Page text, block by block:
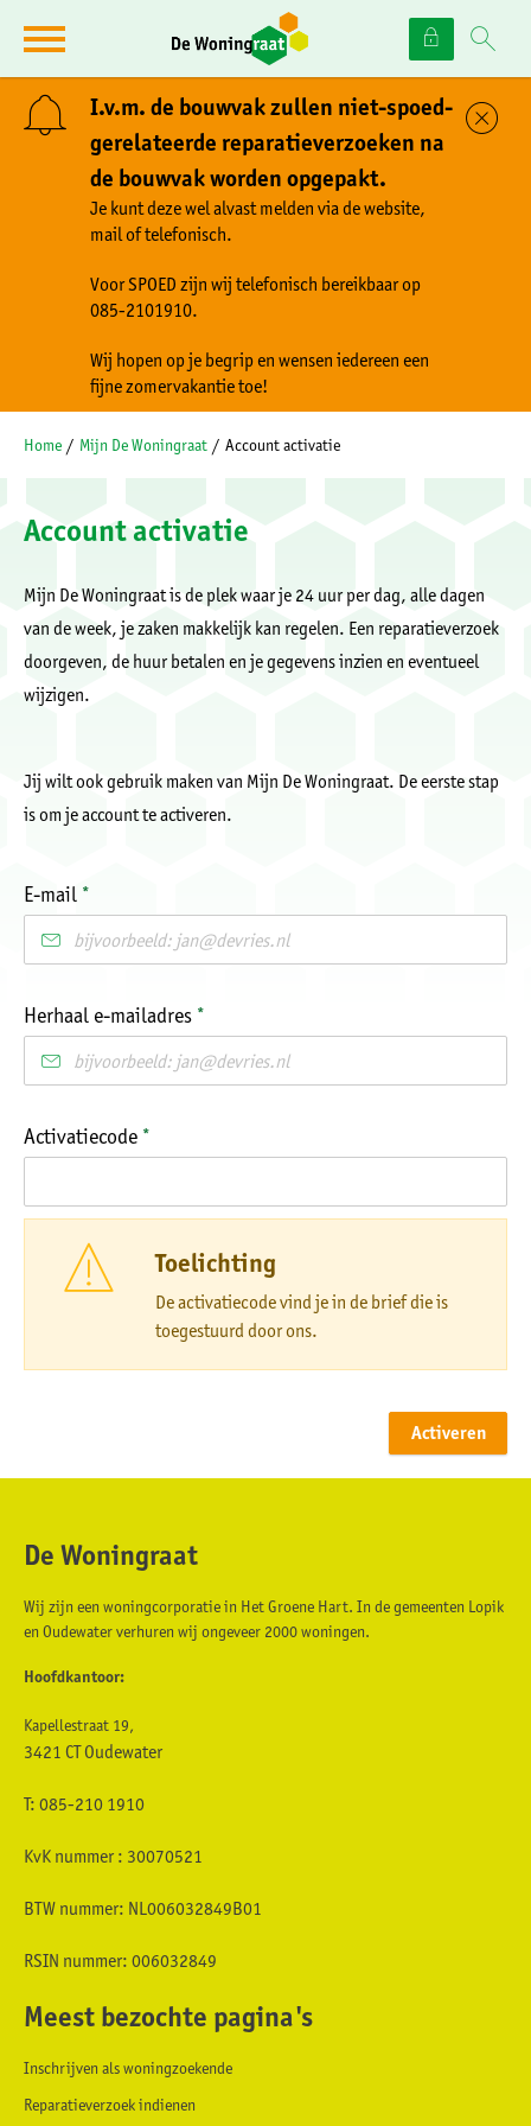
Naar hoofdinhoud
Naar hoofdnavigatiemenu
Naar de homepage
Ga naar Hoofd
I.v.m. de bouwvak zullen niet-spoed-
gerelateerde reparatieverzoeken na
de bouwvak worden opgepakt.
Je kunt deze wel alvast melden via de website,
mail of telefonisch.
Voor SPOED zijn wij telefonisch bereikbaar op
085-2101910.
Wij hopen op je begrip en wensen iedereen een
fijne zomervakantie toe!
Home Mijn De Woningraat Account activatie
Account activatie
Mijn De Woningraat is de plek waar je 24 uur per dag, alle dagen
van de week, je zaken makkelijk kan regelen. Een reparatieverzoek
doorgeven, de huur betalen en je gegevens inzien en eventueel
wijzigen.
Jij wilt ook gebruik maken van Mijn De Woningraat. De eerste stap
is om je account te activeren.
E-mail *
Herhaal e-mailadres *
Activatiecode *
Toelichting
De activatiecode vind je in de brief die is
toegestuurd door ons.
Activeren
Contactinformatie
De Woningraat
Wij zijn een woningcorporatie in Het Groene Hart. In de gemeenten Lopik
en Oudewater verhuren wij ongeveer 2000 woningen.
Hoofdkantoor:
Kapellestraat 19,
3421 CT Oudewater
T: 085-210 1910
KvK nummer : 30070521
BTW nummer: NL006032849B01
RSIN nummer: 006032849
Meest bezochte pagina's
Inschrijven als woningzoekende
Reparatieverzoek indienen